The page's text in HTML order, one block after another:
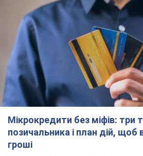
Мікрокредити без міфів: три
позичальника і план дій, щоб
гроші